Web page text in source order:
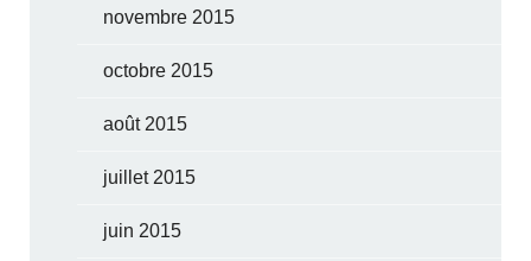
novembre 2015
octobre 2015
août 2015
juillet 2015
juin 2015